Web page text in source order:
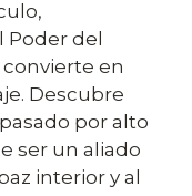
Poder del
convierte en
Descubre
por alto
ser un aliado
interior y al